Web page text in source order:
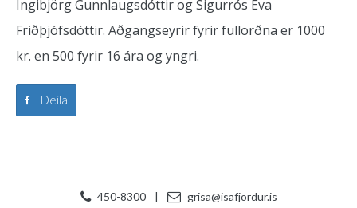
Ingibjörg Gunnlaugsdóttir og Sigurrós Eva
Friðþjófsdóttir. Aðgangseyrir fyrir fullorðna er 1000
kr. en 500 fyrir 16 ára og yngri.
Deila
450-8300 | grisa@isafjordur.is